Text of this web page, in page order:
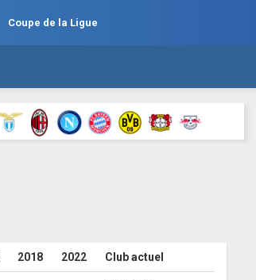
Coupe de la Ligue
2018 2022 Club actuel